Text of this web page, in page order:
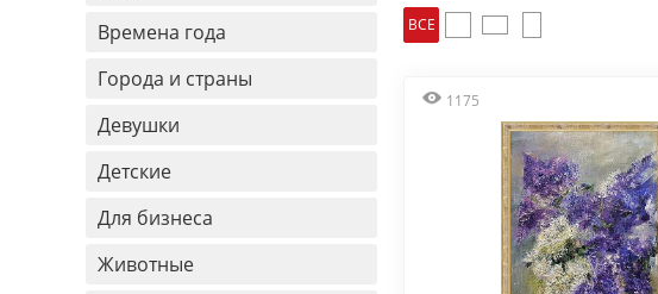
Времена года
Города и страны
Девушки
Детские
Для бизнеса
Животные
ВСЕ
1175